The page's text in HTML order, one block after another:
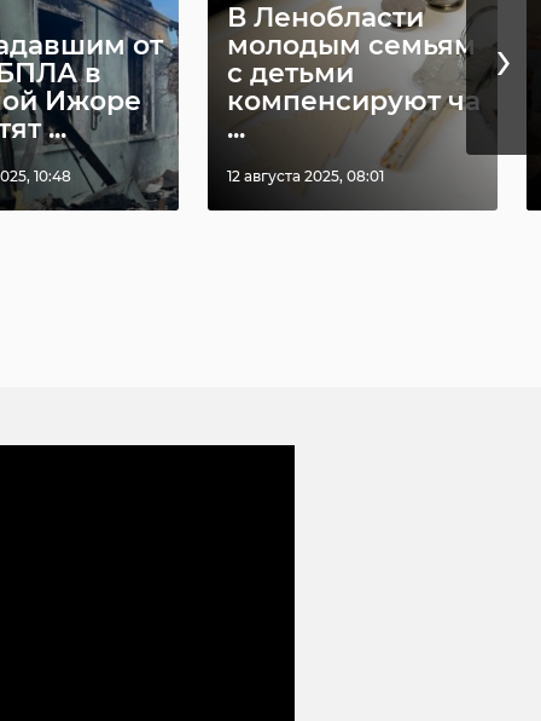
от
в
Ижоре
...
10:48
В Ленобласти
молодым семьям
с детьми
компенсируют ча
...
12 августа 2025, 08:01
›